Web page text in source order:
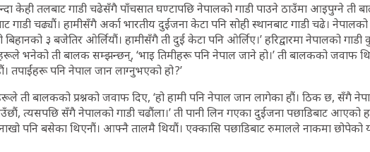
केही तलबाट गाडी चढेसँगै पाँचसात घण्टापछि नेपालको गाडी पाउने ठाउँमा आइपुग्ने ती
गाडी चढ्यौं। हामीसँगै अर्का भारतीय दुईजना केटा पनि सोही स्थानबाट गाडी चढे। नेपालको
बिहानको ३ बजेतिर ओर्लियौं। हामीसँगै ती दुई केटा पनि ओर्लिए।’ हरिद्वारमा नेपालको गाडी
भनेको ती बालक सम्झन्छन्, ‘भाइ तिमीहरू पनि नेपाल जाने हो।’ ती बालकको जवाफ
तपाईंहरू पनि नेपाल जान लाग्नुभएको हो ?’
ती बालकको प्रश्नको जवाफ दिए, ‘हो हामी पनि नेपाल जान लागेका हौं। ठिक छ, सँगै
त्यसपछि सँगै नेपालको गाडी चढौंला।’ ती पानी लिन गएका दुईजना पछाडिबाट आएको
पनि बसेका थिएनौं। आफ्नै तालमै थियौं। एक्कासि पछाडिबाट रुमालले नाकमा